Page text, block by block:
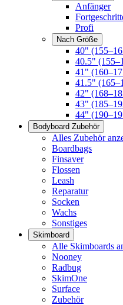
Anfänger
Profi
Nach Größe
40"
40.5"
41"
41.5"
42"
43"
44"
Bodyboard Zubehör
Alles Zubehör
Boardbags
Finsaver
Flossen
Leash
Reparatur
Socken
Wachs
Sonstiges
Skimboard
Alle Skimboards
Nooney
Radbug
SkimOne
Surface
Zubehör